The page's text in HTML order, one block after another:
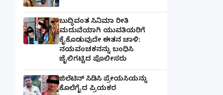
ಬುದ್ಧಿವಂತ ಸಿನಿಮಾ ರೀತಿ
ಮದುವೆಯಾಗಿ ಯುವತಿಯರಿಗೆ
ಕೈಕೊಡುವುದೇ ಈತನ ಚಾಳಿ:
ನಯವಂಚಕನನ್ನು ಬಂಧಿಸಿ
ಜೈಲಿಗಟ್ಟಿದ ಪೊಲೀಸರು
ಜಿಲೆಟಿನ್ ಸಿಡಿಸಿ ಪ್ರೇಯಸಿಯನ್ನು
ಕೊಲೆಗೈದ ಪ್ರಿಯಕರ